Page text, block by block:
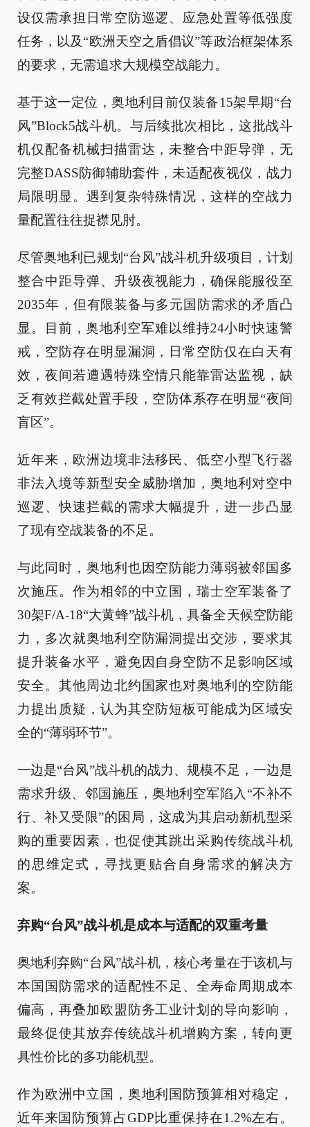
设仅需承担日常空防巡逻、应急处置等低强度
任务，以及“欧洲天空之盾倡议”等政治框架体系
的要求，无需追求大规模空战能力。
基于这一定位，奥地利目前仅装备15架早期“台
风”Block5战斗机。与后续批次相比，这批战斗
机仅配备机械扫描雷达，未整合中距导弹，无
完整DASS防御辅助套件，未适配夜视仪，战力
局限明显。遇到复杂特殊情况，这样的空战力
量配置往往捉襟见肘。
尽管奥地利已规划“台风”战斗机升级项目，计划
整合中距导弹、升级夜视能力，确保能服役至
2035年，但有限装备与多元国防需求的矛盾凸
显。目前，奥地利空军难以维持24小时快速警
戒，空防存在明显漏洞，日常空防仅在白天有
效，夜间若遭遇特殊空情只能靠雷达监视，缺
乏有效拦截处置手段，空防体系存在明显“夜间
盲区”。
近年来，欧洲边境非法移民、低空小型飞行器
非法入境等新型安全威胁增加，奥地利对空中
巡逻、快速拦截的需求大幅提升，进一步凸显
了现有空战装备的不足。
与此同时，奥地利也因空防能力薄弱被邻国多
次施压。作为相邻的中立国，瑞士空军装备了
30架F/A-18“大黄蜂”战斗机，具备全天候空防能
力，多次就奥地利空防漏洞提出交涉，要求其
提升装备水平，避免因自身空防不足影响区域
安全。其他周边北约国家也对奥地利的空防能
力提出质疑，认为其空防短板可能成为区域安
全的“薄弱环节”。
一边是“台风”战斗机的战力、规模不足，一边是
需求升级、邻国施压，奥地利空军陷入“不补不
行、补又受限”的困局，这成为其启动新机型采
购的重要因素，也促使其跳出采购传统战斗机
的思维定式，寻找更贴合自身需求的解决方
案。
弃购“台风”战斗机是成本与适配的双重考量
奥地利弃购“台风”战斗机，核心考量在于该机与
本国国防需求的适配性不足、全寿命周期成本
偏高，再叠加欧盟防务工业计划的导向影响，
最终促使其放弃传统战斗机增购方案，转向更
具性价比的多功能机型。
作为欧洲中立国，奥地利国防预算相对稳定，
近年来国防预算占GDP比重保持在1.2%左右。